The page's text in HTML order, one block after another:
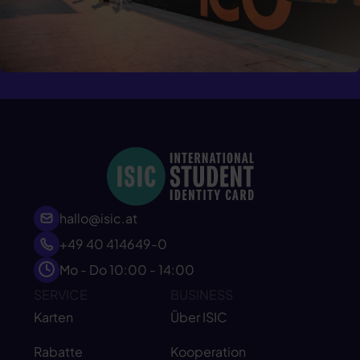
hallo@isic.at
+49 40 414649-0
Mo - Do 10:00 - 14:00
Karten
Rabatte
Über ISIC
Kooperation